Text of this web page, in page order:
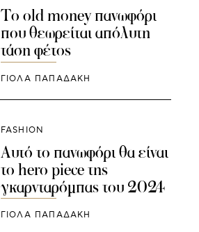
Το old money πανωφόρι
που θεωρείται απόλυτη
τάση φέτος
ΓΙΌΛΑ ΠΑΠΑΔΆΚΗ
FASHION
Αυτό το πανωφόρι θα είναι
το hero piece της
γκαρνταρόμπας του 2024
ΓΙΌΛΑ ΠΑΠΑΔΆΚΗ